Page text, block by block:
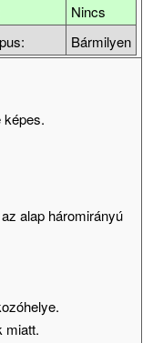
Nincs
Bármilyen
képes.
alap háromirányú
miatt.